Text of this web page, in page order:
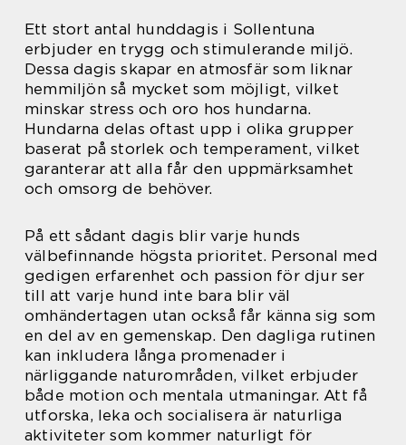
Ett stort antal hunddagis i Sollentuna
erbjuder en trygg och stimulerande miljö.
Dessa dagis skapar en atmosfär som liknar
hemmiljön så mycket som möjligt, vilket
minskar stress och oro hos hundarna.
Hundarna delas oftast upp i olika grupper
baserat på storlek och temperament, vilket
garanterar att alla får den uppmärksamhet
och omsorg de behöver.
På ett sådant dagis blir varje hunds
välbefinnande högsta prioritet. Personal med
gedigen erfarenhet och passion för djur ser
till att varje hund inte bara blir väl
omhändertagen utan också får känna sig som
en del av en gemenskap. Den dagliga rutinen
kan inkludera långa promenader i
närliggande naturområden, vilket erbjuder
både motion och mentala utmaningar. Att få
utforska, leka och socialisera är naturliga
aktiviteter som kommer naturligt för